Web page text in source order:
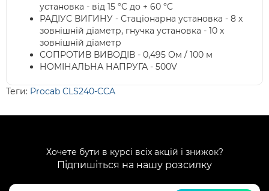
установка - від 15 °C до + 60 °C
РАДІУС ВИГИНУ - Стаціонарна установка - 8 x
зовнішній діаметр, гнучка установка - 10 x
зовнішній діаметр
СОПРОТИВ ВИВОДІВ - 0,495 Ом / 100 м
НОМІНАЛЬНА НАПРУГА - 500V
Теги: Procab CLS240-CCA
Хочете бути в курсі всіх акцій і знижок?
Підпишіться на нашу розсилку